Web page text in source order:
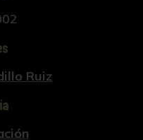
Ruiz